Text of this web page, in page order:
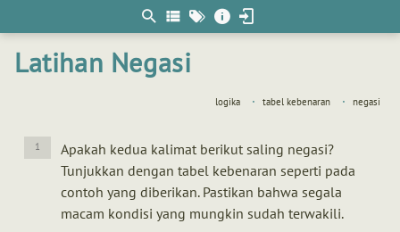
Latihan Negasi
logika tabel kebenaran negasi
Apakah kedua kalimat berikut saling negasi?
Tunjukkan dengan tabel kebenaran seperti pada
contoh yang diberikan. Pastikan bahwa segala
macam kondisi yang mungkin sudah terwakili.
matematis